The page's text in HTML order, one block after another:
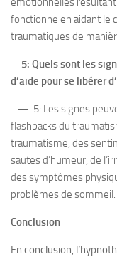
fonctionne en aidant le
traumatiques de
– 5: Quels sont les
d’aide pour se libérer
— 5: Les signes
flashbacks du
traumatisme, des
sautes d’humeur, de
des symptômes
problèmes de sommeil.
Conclusion
En conclusion,